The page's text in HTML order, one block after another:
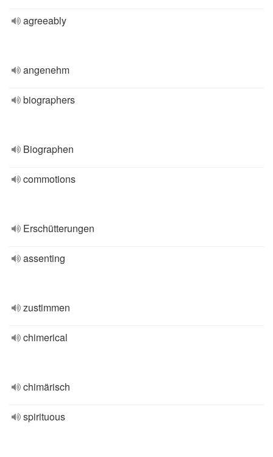
agreeably
angenehm
biographers
Biographen
commotions
Erschütterungen
assenting
zustimmen
chimerical
chimärisch
spirituous